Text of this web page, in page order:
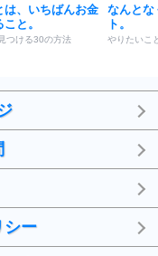
は、いちばんお金
と。
つける30の方法
なんとな
ト。
やりたいこ
シー